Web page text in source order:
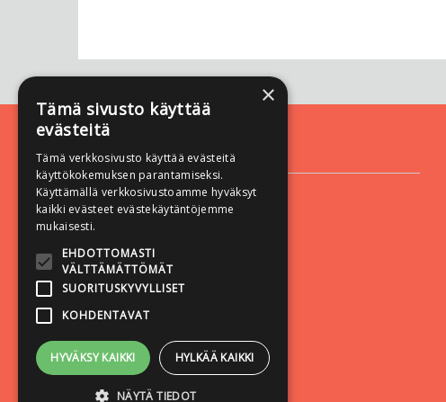
Yhteystiedot
Vastapaino
Yliopistonkatu 60 A
×
Tämä sivusto käyttää
evästeitä
Tämä verkkosivusto käyttää evästeitä
käyttökokemuksen parantamiseksi.
Käyttämällä verkkosivustoamme hyväksyt
kaikki evästeet evästekäytäntöjemme
mukaisesti.
EHDOTTOMASTI
VÄLTTÄMÄTTÖMÄT
SUORITUSKYVYLLISET
KOHDENTAVAT
HYVÄKSY KAIKKI HYLKÄÄ KAIKKI
NÄYTÄ TIEDOT